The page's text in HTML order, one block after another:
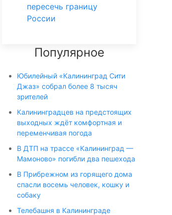
пересечь границу
России
Популярное
Юбилейный «Калининград Сити
Джаз» собрал более 8 тысяч
зрителей
Калининградцев на предстоящих
выходных ждёт комфортная и
переменчивая погода
В ДТП на трассе «Калининград —
Мамоново» погибли два пешехода
В Прибрежном из горящего дома
спасли восемь человек, кошку и
собаку
Телебашня в Калининграде